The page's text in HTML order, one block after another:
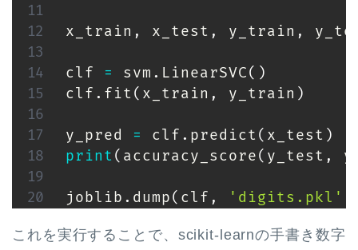
x_train , x_test , y_train ,
clf = svm . LinearSVC( )
clf . fit ( x_train , y_train )
y_pred = clf . predict ( x_test )
print ( accuracy_score( y_test ,
joblib . dump( clf , 'digits.pkl'
これを実行することで、scikit-learnの手書き数字